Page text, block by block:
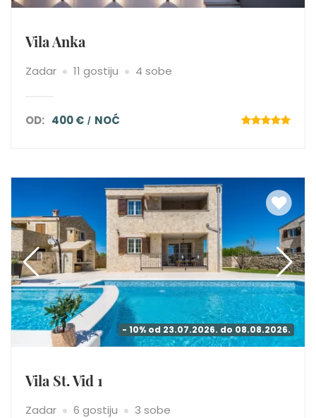
Vila Anka
Zadar 11 gostiju 4 sobe
OD: 400 € NOĆ
- 10% od 23.07.2026. do 08.08.2026.
Vila St. Vid 1
Zadar 6 gostiju 3 sobe